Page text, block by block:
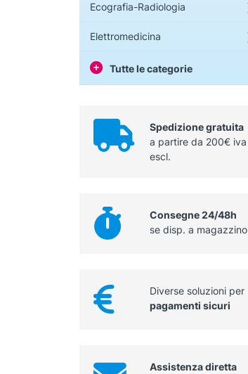
Ecografia-Radiologia
Elettromedicina
Tutte le categorie
Spedizione gratuita
a partire da 200€ iva
escl.
Consegne 24/48h
se disp. a magazzino
Diverse soluzioni per
pagamenti sicuri
Assistenza diretta